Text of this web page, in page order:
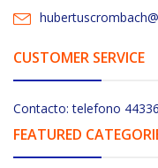
CUSTOMER SERVICE
Contacto: telefono
FEATURED